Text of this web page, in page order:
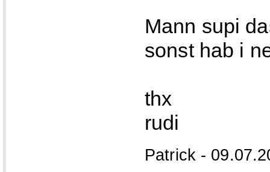
Mann supi
sonst hab i
thx
rudi
Patrick -